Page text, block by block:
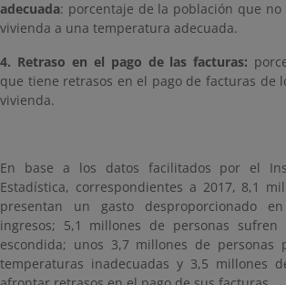
adecuada: porcentaje de la población que
vivienda a una temperatura adecuada.
4. Retraso en el pago de las facturas:
que tiene retrasos en el pago de facturas de
vivienda.
En base a los datos facilitados por el
Estadística, correspondientes a 2017, 8,1
presentan un gasto desproporcionado
ingresos; 5,1 millones de personas sufren
escondida; unos 3,7 millones de personas
temperaturas inadecuadas y 3,5 millones